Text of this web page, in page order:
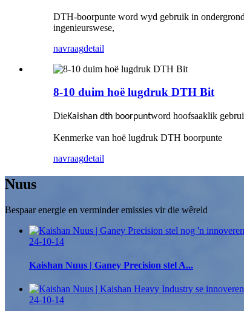
DTH-boorpunte word wyd gebruik in
ingenieurswese,
navraagdetail
8-10 duim hoë lugdruk DTH Bit
DieKaishan dth boorpuntword hoofsaaklik
Kenmerke van hoë lugdruk DTH boorpunte
navraagdetail
Nuus
Bespaar energie en verminder emissies vir die wêreld
24-10-14
Kaishan Nuus | Ganey Precision stel A...
24-10-14